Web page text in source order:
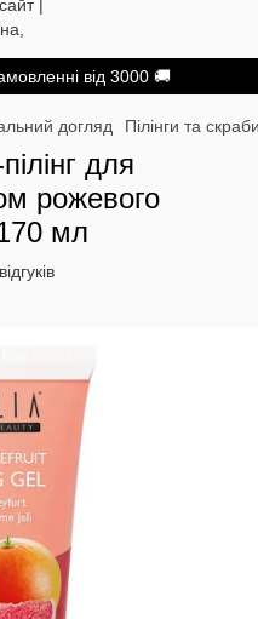
від 3000 🚚
догляд Пілінги та
для
рожевого
мл